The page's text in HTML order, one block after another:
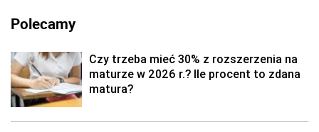
Polecamy
Czy trzeba mieć 30% z rozszerzenia na
maturze w 2026 r.? Ile procent to zdana
matura?